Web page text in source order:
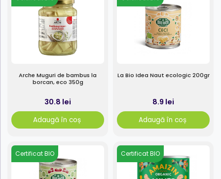
Arche Muguri de bambus la
borcan, eco 350g
30.8 lei
Adaugă în coș
La Bio Idea Naut ecologic 200gr
8.9 lei
Adaugă în coș
Certificat BIO Certificat BIO